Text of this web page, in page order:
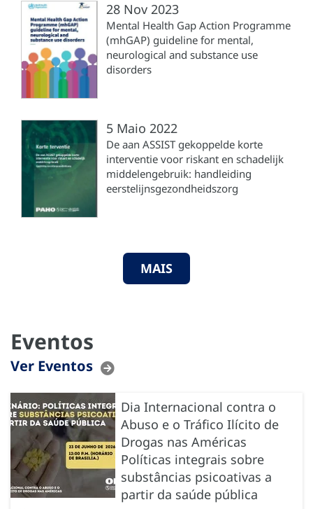
28 Nov 2023
Mental Health Gap Action Programme
(mhGAP) guideline for mental,
neurological and substance use
disorders
5 Maio 2022
De aan ASSIST gekoppelde korte
interventie voor riskant en schadelijk
middelengebruik: handleiding
eerstelijnsgezondheidszorg
MAIS
Eventos
Ver Eventos
Dia Internacional contra o
Abuso e o Tráfico Ilícito de
Drogas nas Américas
Políticas integrais sobre
substâncias psicoativas a
partir da saúde pública